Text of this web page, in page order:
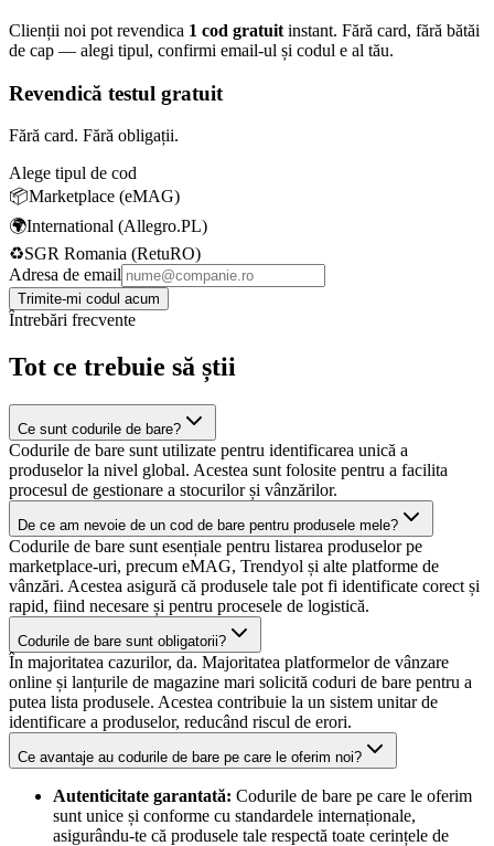
Clienții noi pot revendica 1 cod gratuit instant. Fără card, fără bătăi
de cap — alegi tipul, confirmi email-ul și codul e al tău.
Revendică testul gratuit
Fără card. Fără obligații.
Alege tipul de cod
📦Marketplace (eMAG)
🌍International (Allegro.PL)
♻️SGR Romania (RetuRO)
Adresa de email
Trimite-mi codul acum
Întrebări frecvente
Tot ce trebuie să știi
Ce sunt codurile de bare?
Codurile de bare sunt utilizate pentru identificarea unică a
produselor la nivel global. Acestea sunt folosite pentru a facilita
procesul de gestionare a stocurilor și vânzărilor.
De ce am nevoie de un cod de bare pentru produsele mele?
Codurile de bare sunt esențiale pentru listarea produselor pe
marketplace-uri, precum eMAG, Trendyol și alte platforme de
vânzări. Acestea asigură că produsele tale pot fi identificate corect și
rapid, fiind necesare și pentru procesele de logistică.
Codurile de bare sunt obligatorii?
În majoritatea cazurilor, da. Majoritatea platformelor de vânzare
online și lanțurile de magazine mari solicită coduri de bare pentru a
putea lista produsele. Acestea contribuie la un sistem unitar de
identificare a produselor, reducând riscul de erori.
Ce avantaje au codurile de bare pe care le oferim noi?
Autenticitate garantată: Codurile de bare pe care le oferim
sunt unice și conforme cu standardele internaționale,
asigurându-te că produsele tale respectă toate cerințele de